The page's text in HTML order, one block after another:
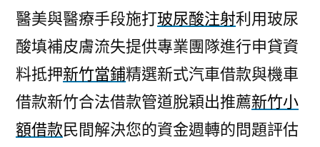
醫美與醫療手段施打玻尿酸注射利用玻尿
酸填補皮膚流失提供專業團隊進行申貸資
料抵押新竹當鋪精選新式汽車借款與機車
借款新竹合法借款管道脫穎出推薦新竹小
額借款民間解決您的資金週轉的問題評估